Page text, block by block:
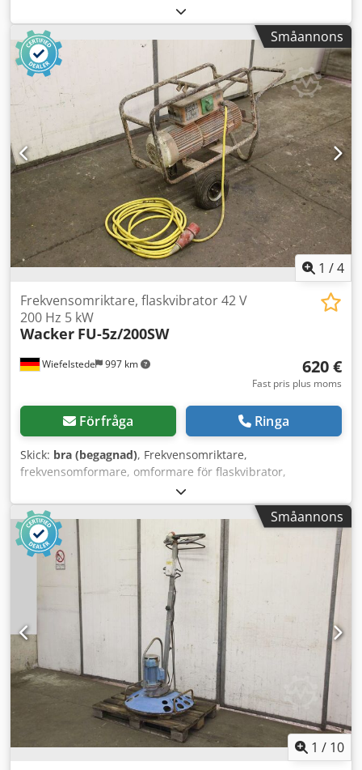
Tillverkare: Noggerath, handstyrd betongglättare typ G 950
E Cedpfx Ajg T I Ndemroha - Effekt: 2,4 kW -
Tallriksdiameter: 790 mm - Transportmått:
1190/1000/H1410 mm - Vikt: 87 kg
Småannons
1 /4
Wiefelstede 997 km
Frekvensomriktare, flaskvibrator 42 V
200 Hz 5 kW
Wacker FU-5z/200SW
620 €
Fast pris plus moms
Förfråga Ringa
Skick: bra (begagnad), Frekvensomriktare,
frekvensomformare, omformare för flaskvibrator,
vibratorslang, inner-vibrator - Frekvensomriktare - Effekt: 5
kW Cedpfx Amec Nfd Tjrjha - Utgång: 42 V - Frekvens: 200
Hz - Mått: 1160/600/H740 mm - Vikt: 88 kg
Småannons
1 / 10